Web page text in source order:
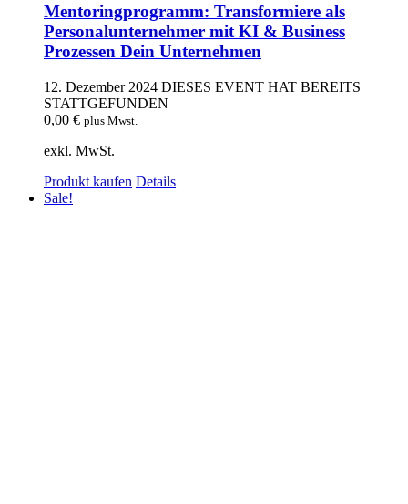
Mentoringprogramm: Transformiere als
Personalunternehmer mit KI & Business
Prozessen Dein Unternehmen
12. Dezember 2024 DIESES EVENT HAT BEREITS
STATTGEFUNDEN
0,00 € plus Mwst.
exkl. MwSt.
Produkt kaufen Details
Sale!